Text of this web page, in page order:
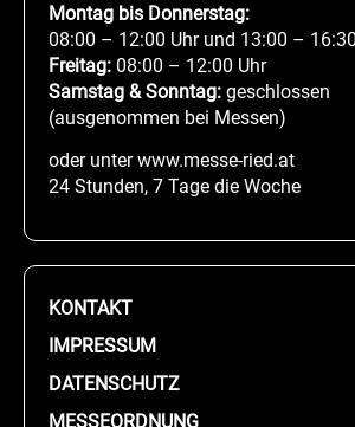
Montag bis Donnerstag:
08:00 – 12:00 Uhr und 13:00 –
Freitag: 08:00 – 12:00 Uhr
Samstag & Sonntag: geschlossen
(ausgenommen bei Messen)
oder unter www.messe-ried.at
24 Stunden, 7 Tage die Woche
KONTAKT
IMPRESSUM
DATENSCHUTZ
MESSEORDNUNG